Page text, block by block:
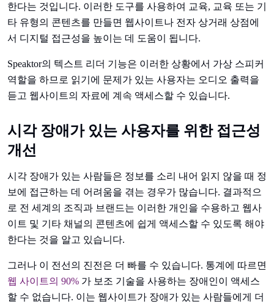
한다는 것입니다. 이러한 도구를 사용하여 교육, 교육 또는 기
타 유형의 콘텐츠를 만들면 웹사이트나 전자 상거래 상점에
서 디지털 접근성을 높이는 데 도움이 됩니다.
Speaktor의 텍스트 리더 기능은 이러한 상황에서 가상 스피커
역할을 하므로 읽기에 문제가 있는 사용자는 오디오 출력을
듣고 웹사이트의 자료에 계속 액세스할 수 있습니다.
시각 장애가 있는 사용자를 위한 접근성
개선
시각 장애가 있는 사람들은 정보를 소리 내어 읽지 않을 때 정
보에 접근하는 데 어려움을 겪는 경우가 많습니다. 결과적으
로 전 세계의 조직과 브랜드는 이러한 개인을 수용하고 웹사
이트 및 기타 채널의 콘텐츠에 쉽게 액세스할 수 있도록 해야
한다는 것을 알고 있습니다.
그러나 이 전선의 진전은 더 빠를 수 있습니다. 통계에 따르면
웹 사이트의 90% 가 보조 기술을 사용하는 장애인이 액세스
할 수 없습니다. 이는 웹사이트가 장애가 있는 사람들에게 더